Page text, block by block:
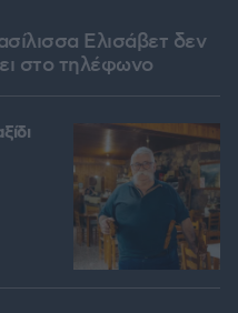
Ελισάβετ δεν
στο τηλέφωνο